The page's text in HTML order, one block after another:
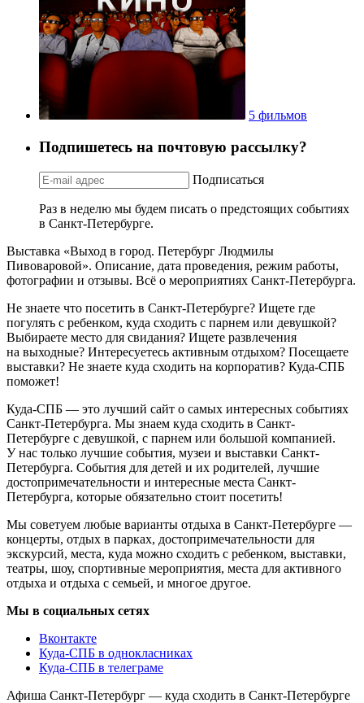
5 фильмов
Подпишетесь на почтовую рассылку?
Подписаться
Раз в неделю мы будем писать о предстоящих событиях
в Санкт-Петербурге.
Выставка «Выход в город. Петербург Людмилы
Пивоваровой». Описание, дата проведения, режим работы,
фотографии и отзывы. Всё о мероприятиях Санкт-Петербурга.
Не знаете что посетить в Санкт-Петербурге? Ищете где
погулять с ребенком, куда сходить с парнем или девушкой?
Выбираете место для свидания? Ищете развлечения
на выходные? Интересуетесь активным отдыхом? Посещаете
выставки? Не знаете куда сходить на корпоратив? Куда-СПБ
поможет!
Куда-СПБ — это лучший сайт о самых интересных событиях
Санкт-Петербурга. Мы знаем куда сходить в Санкт-
Петербурге с девушкой, с парнем или большой компанией.
У нас только лучшие события, музеи и выставки Санкт-
Петербурга. События для детей и их родителей, лучшие
достопримечательности и интересные места Санкт-
Петербурга, которые обязательно стоит посетить!
Мы советуем любые варианты отдыха в Санкт-Петербурге —
концерты, отдых в парках, достопримечательности для
экскурсий, места, куда можно сходить с ребенком, выставки,
театры, шоу, спортивные мероприятия, места для активного
отдыха и отдыха с семьей, и многое другое.
Мы в социальных сетях
Вконтакте
Куда-СПБ в однокласниках
Куда-СПБ в телеграме
Афиша Санкт-Петербург — куда сходить в Санкт-Петербурге